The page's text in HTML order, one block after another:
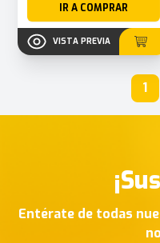
IR A COMPRAR
VISTA PREVIA
1
Entérate de todas